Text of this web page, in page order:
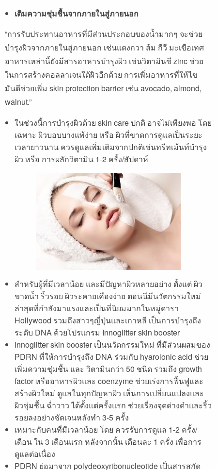
เติมความชุ่มชื้นจากภายในสู่ภายนอก
“การรับประทานอาหารที่มีส่วนประกอบของน้ำมากๆ จะช่วย
บำรุงผิวจากภายในสู่ภายนอก เช่นแตงกวา ส้ม กีวี มะเขือเทศ
อาหารเหล่านี้ยังมีสารอาหารบำรุงผิว เช่นวิตามินชี zinc ช่วย
ในการสร้างคอลลาเจนใต้ผิวอีกด้วย การเพิ่มอาหารที่ให้ไข
มันดีช่วยเพิ่ม skin protection barrier เช่น avocado, almond,
walnut.”
ในช่วงนี้การบำรุงผิวด้วย skin care ปกติ อาจไม่เพียงพอ โดย
เฉพาะ ผิวบอบบางแพ้ง่าย หรือ ผิวที่ขาดการดูแลเป็นระยะ
เวลายาวนาน ควรดูแลเพิ่มเติมจากปกติเช่นทรีทเม้นท์บำรุง
ผิว หรือ การผลักวิตามิน 1-2 ครั้ง/สัปดาห์
สำหรับผู้ที่มีเวลาน้อย และมีปัญหาผิวหลายอย่าง ตั้งแต่ ผิว
ขาดน้ำ ริ้วรอย ผิวระคายเคืองง่าย ตอนนีมีนวัตกรรมใหม่
ล่าสุดที่กำลังมาแรงและเป็นที่นิยมมากในหมู่ดารา
Hollywood รวมถึงสาวๆญี่ปุ่นและเกาหลี เป็นการบำรุงถึง
ระดับ DNA ด้วยโปรแกรม Innoglitter skin booster
Innoglitter skin booster เป็นนวัตกรรมใหม่ ที่มีส่วนผสมของ
PDRN ที่ให้การบำรุงถึง DNA ร่วมกับ hyarolonic acid ช่วย
เพิ่มความชุ่มชื้น และ วิตามินกว่า 50 ชนิด รวมถึง growth
factor หรืออาหารผิวและ coenzyme ช่วยเร่งการฟื้นฟูและ
สร้างผิวใหม่ ดูแลในทุกปัญหาผิว เห็นการเปลี่ยนแปลงและ
ผิวชุ่มชื้น ฉ่ำวาว ได้ตั้งแต่ครั้งแรก ช่วยเรื่องจุดด่างดำและริ้ว
รอยลงอย่างชัดเจนหลังทำ 3-5 ครั้ง
เหมาะกับคนที่มีเวลาน้อย โดย ควรรับการดูแล 1-2 ครั้ง/
เดือน ใน 3 เดือนแรก หลังจากนั้น เดือนละ 1 ครั่ง เพื่อการ
ดูแลต่อเนื่อง
PDRN ย่อมาจาก polydeoxyribonucleotide เป็นสารสกัด